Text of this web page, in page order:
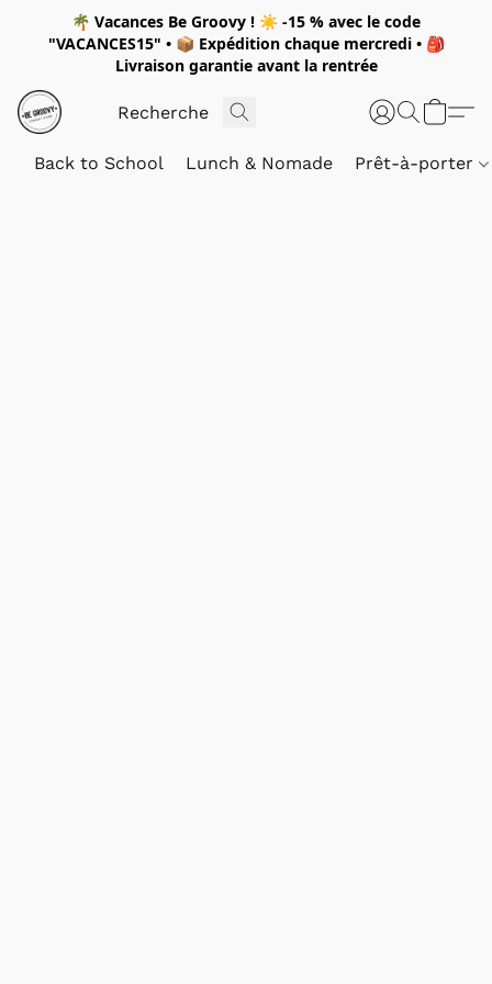
🌴 Vacances Be Groovy ! ☀️ -15 % avec le code
"VACANCES15" • 📦 Expédition chaque mercredi• 🎒
Livraison garantie avant la rentrée
Back to School Lunch & Nomade Prêt-à-porter